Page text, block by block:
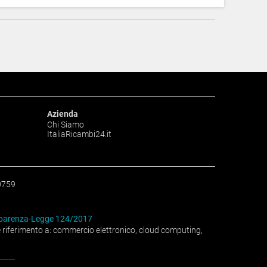
Azienda
Chi Siamo
ItaliaRicambi24.it
Legge 124/2017
a: commercio elettronico, cloud computing,